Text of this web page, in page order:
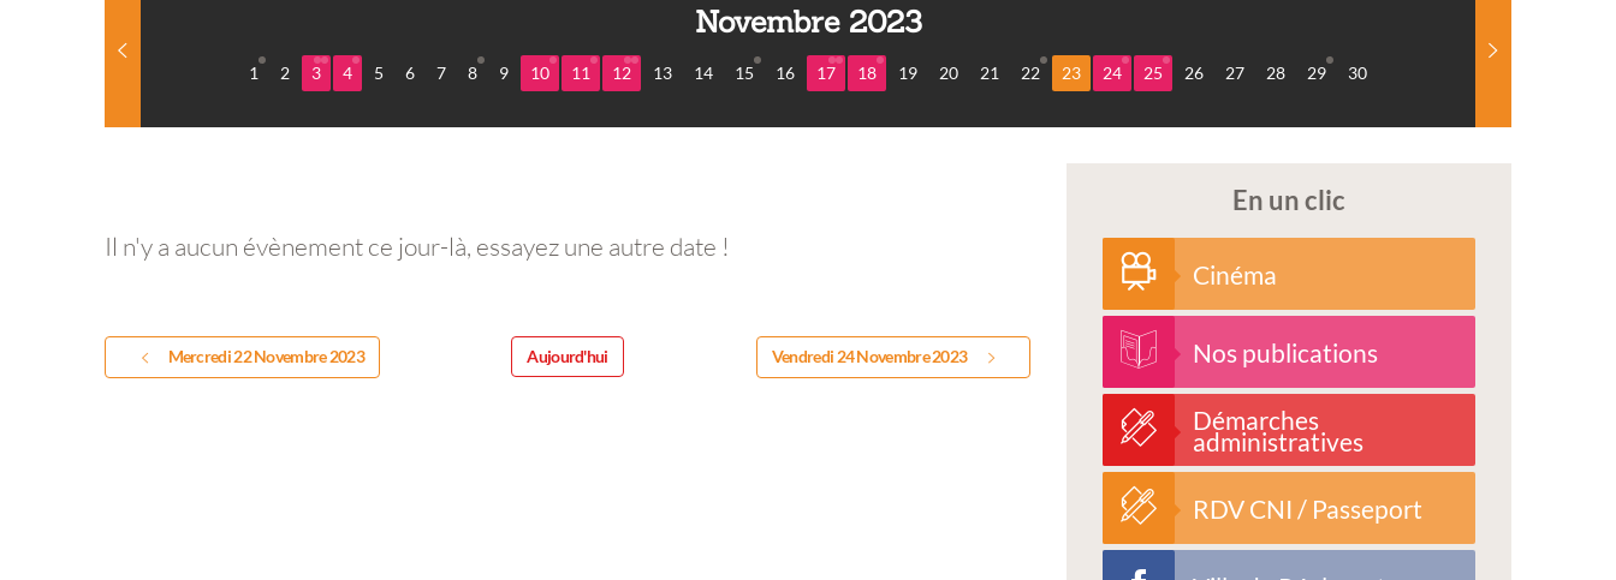
Novembre 2023
1 2 3 4 5 6 7 8 9 10 11 12 13 14 15 16 17 18 19 20 21 22 23 24 25 26 27 28 29 30
Il n'y a aucun évènement ce jour-là, essayez une autre date !
Mercredi 22 Novembre 2023 Aujourd'hui Vendredi 24 Novembre 2023
En un clic
Cinéma
Nos publications
Démarches
administratives
RDV CNI / Passeport